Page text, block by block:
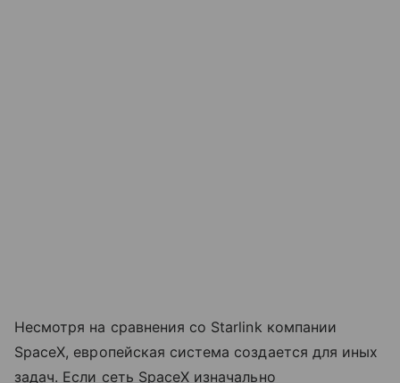
Несмотря на сравнения со Starlink компании
SpaceX, европейская система создается для иных
задач. Если сеть SpaceX изначально